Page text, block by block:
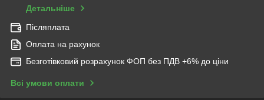
Детальніше
Післяплата
Оплата на рахунок
Безготівковий розрахунок ФОП без ПДВ +6% до ціни
Всі умови оплати